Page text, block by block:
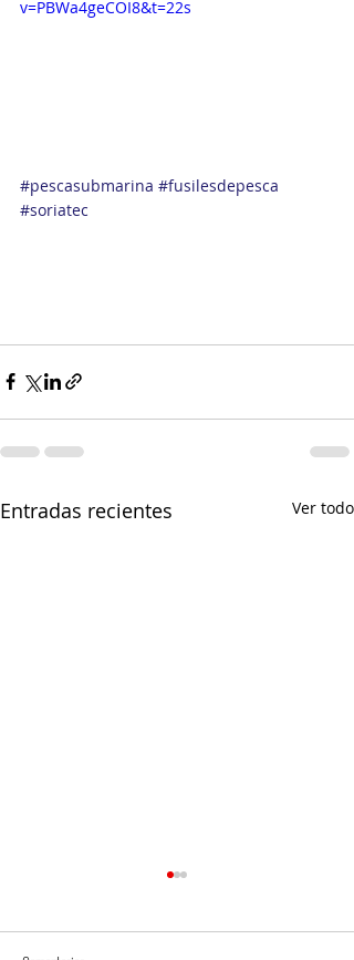
v=PBWa4geCOI8&t=22s
#pescasubmarina #fusilesdepesca
#soriatec
Entradas recientes Ver todo